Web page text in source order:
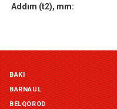
Addım (t2), mm:
Симферополь склад (г.
in stock:not in stock
Склад ГП и товаров (г.
BAKI
BARNAUL
BELQOROD